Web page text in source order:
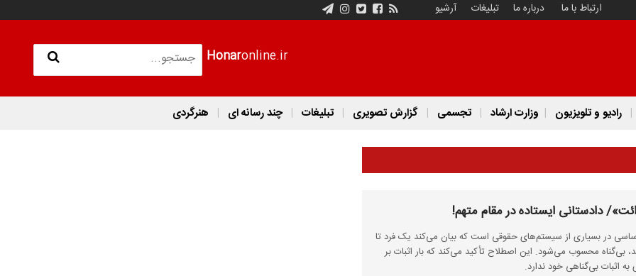
ارتباط با ما درباره ما تبلیغات آرشیو
Honaronline.ir
رادیو و تلویزیون وزارت ارشاد تجسمی گزارش تصویری تبلیغات چند رسانه ای هنرگردی
دادستانی ایستاده در مقام متهم!
در بسیاری از سیستم‌های حقوقی است که بیان می‌کند یک فرد تا
بی‌گناه محسوب می‌شود. این اصطلاح تأکید می‌کند که بار اثبات بر
اثبات بی‌گناهی خود ندارد.